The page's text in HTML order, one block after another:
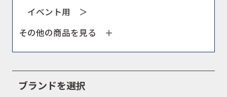
イベント用 ＞
その他の商品を見る ＋
ブランドを選択